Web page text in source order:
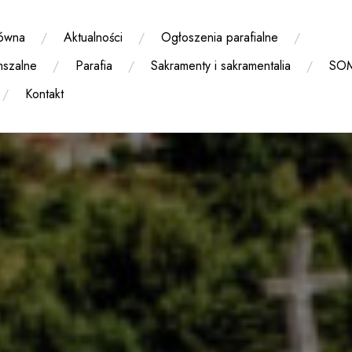
Aktualności
Ogłoszenia parafialne
Parafia Sakramenty i sakramentalia
Kontakt